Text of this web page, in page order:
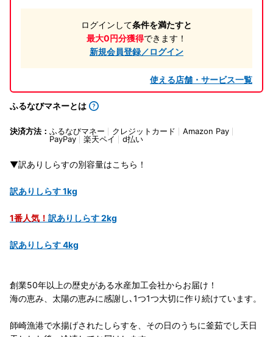
ログインして条件を満たすと
最大0円分獲得できます！
新規会員登録／ログイン
使える店舗・サービス一覧
ふるなびマネーとは
決済方法： ふるなびマネー クレジットカード
Amazon Pay
PayPay
楽天ペイ d払い
▼訳ありしらすの別容量はこちら！
訳ありしらす 1kg
1番人気！ 訳ありしらす 2kg
訳ありしらす 4kg
創業50年以上の歴史がある水産加工会社からお届け！
海の恵み、太陽の恵みに感謝し､1つ1つ大切に作り続けています。
師崎漁港で水揚げされたしらすを、その日のうちに釜茹でし天日